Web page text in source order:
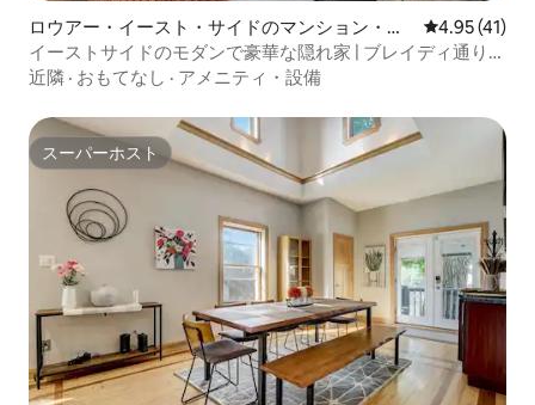
ロウアー・イースト・サイドのマンション・ア
パート
レビュー41
4.95 (41)
イーストサイドのモダンで豪華な隠れ家 | ブレイディ通りと
ショップまで徒歩
近隣 · おもてなし · アメニティ・設備
スーパーホスト
スーパーホスト